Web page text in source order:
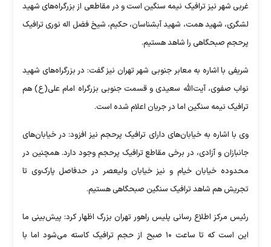
غربی شهر نیز ترافیک نیمه سنگین است و در مقاطعی از بزرگراه‌های شهید
لشگری، شهید همت، شهید آبشناسان، حکیم، شیخ فضل اله نوری ترافیک
پرحجم صبحگاهی را شاهد هستیم.
شریفی با اشاره به معابر جنوبی شهر تهران نیز گفت: در بزرگراه‌های شهید
نواب صفوی، آیت‌الله سعیدی و قسمت جنوبی بزرگراه امام علی(ع) هم
ترافیک نیمه سنگین اما در جریان اعلام شده است.
وی با اشاره به خیابان‌های دارای ترافیک پرحجم نیز افزود: در خیابان‌های
جانبازان و آزادی، در برخی مقاطع ترافیک پرحجم وجود دارد. همچنین در
محدوده خیابان خیام و نیز خیابان ولیعصر در حدفاصل پارک‌وی تا
تجریش هم شاهد ترافیک سنگین صبحگاهی هستیم.
رئیس مرکز اطلاع رسانی پلیس راهور تهران بزرگ اظهار کرد: پیش‌بینی ما
این است که تا ساعت ۱۰ صبح از حجم ترافیک کاسته می‌شود اما با